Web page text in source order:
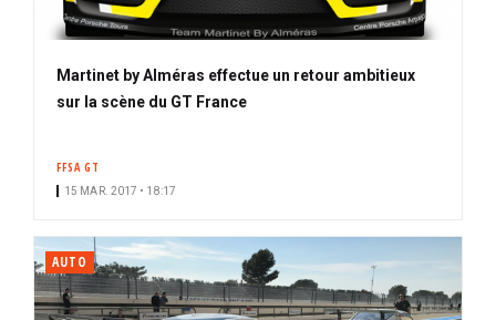
Martinet by Alméras effectue un retour ambitieux
sur la scène du GT France
FFSA GT
15 MAR. 2017 • 18:17
AUTO